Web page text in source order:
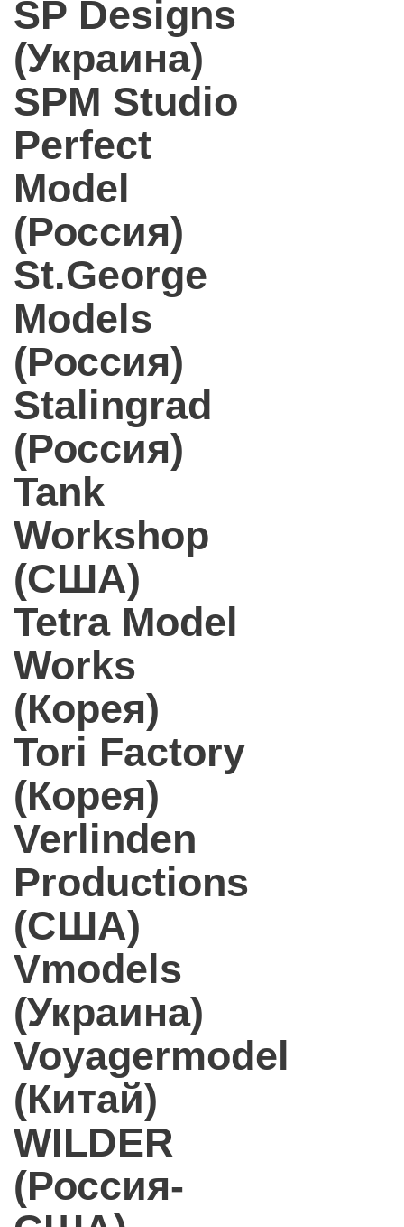
SP Designs
(Украина)
SPM Studio
Perfect
Model
(Россия)
St.George
Models
(Россия)
Stalingrad
(Россия)
Tank
Workshop
(США)
Tetra Model
Works
(Корея)
Tori Factory
(Корея)
Verlinden
Productions
(США)
Vmodels
(Украина)
Voyagermodel
(Китай)
WILDER
(Россия-